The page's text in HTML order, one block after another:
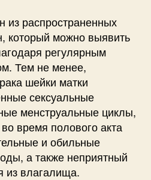
из распространенных
который можно выявить
регулярным
Тем не менее,
шейки матки
сексуальные
менструальные циклы,
время полового акта
и обильные
а также неприятный
из влагалища.